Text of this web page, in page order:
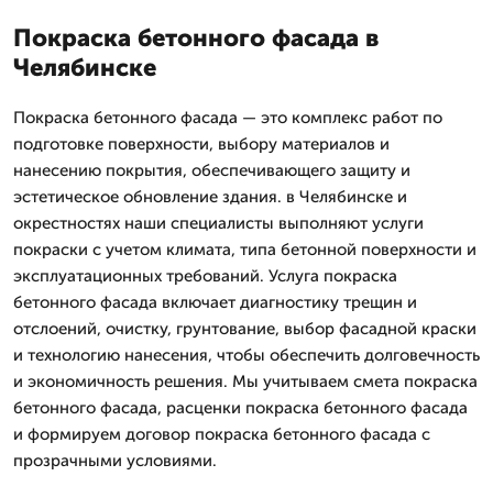
Покраска бетонного фасада в
Челябинске
Покраска бетонного фасада — это комплекс работ по
подготовке поверхности, выбору материалов и
нанесению покрытия, обеспечивающего защиту и
эстетическое обновление здания. в Челябинске и
окрестностях наши специалисты выполняют услуги
покраски с учетом климата, типа бетонной поверхности и
эксплуатационных требований. Услуга покраска
бетонного фасада включает диагностику трещин и
отслоений, очистку, грунтование, выбор фасадной краски
и технологию нанесения, чтобы обеспечить долговечность
и экономичность решения. Мы учитываем смета покраска
бетонного фасада, расценки покраска бетонного фасада
и формируем договор покраска бетонного фасада с
прозрачными условиями.